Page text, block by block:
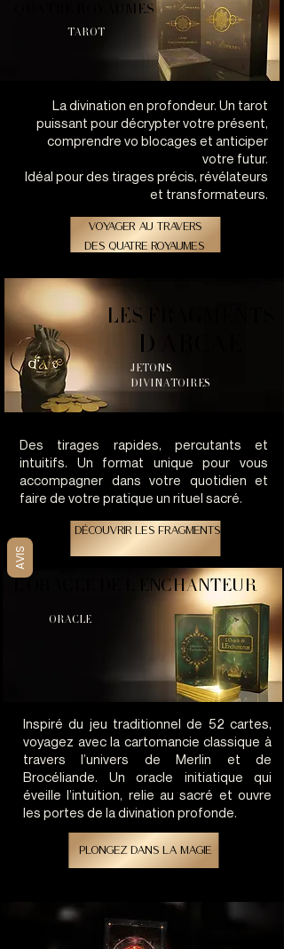
QUATRE ROYAUMES
QUATRE ROYAUMES
TAROT
La divination en profondeur. Un tarot
puissant pour décrypter votre présent,
comprendre vo blocages et anticiper
votre futur.
Idéal pour des tirages précis, révélateurs
et transformateurs.
voyager au travers
des quatre royaumes
D ARCAE
D ARCAE
LES FRAGMENTS
LES FRAGMENTS
JETONS
DIVINATOIRES
Des tirages rapides, percutants et
intuitifs. Un format unique pour vous
accompagner dans votre quotidien et
faire de votre pratique un rituel sacré.
Découvrir les fragments
L ORACLE DE L ENCHANTEUR
L ORACLE DE L ENCHANTEUR
ORACLE
Inspiré du jeu traditionnel de 52 cartes,
voyagez avec la cartomancie classique à
travers l’univers de Merlin et de
Brocéliande. Un oracle initiatique qui
éveille l’intuition, relie au sacré et ouvre
les portes de la divination profonde.
plongez dans la magie
AVIS